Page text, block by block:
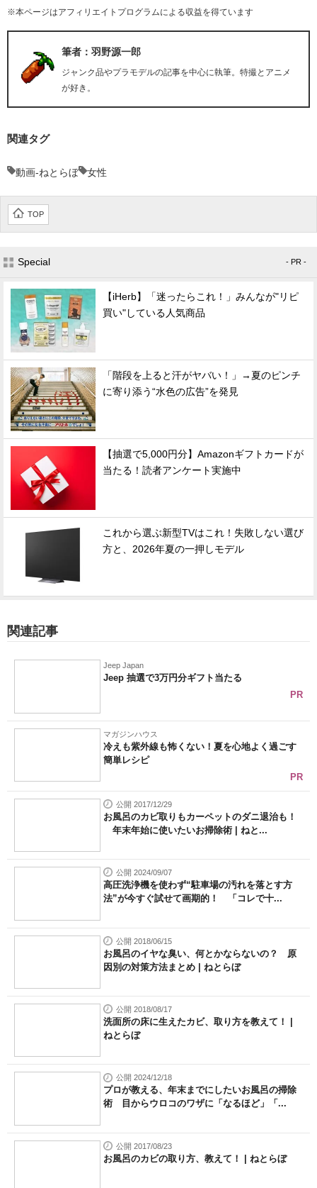
※本ページはアフィリエイトプログラムによる収益を得ています
筆者：羽野源一郎
ジャンク品やプラモデルの記事を中心に執筆。特撮とアニメ
が好き。
関連タグ
動画-ねとらぼ 女性
TOP
Special - PR -
【iHerb】「迷ったらこれ！」みんなが"リピ
買い"している人気商品
「階段を上ると汗がヤバい！」→夏のピンチ
に寄り添う“水色の広告”を発見
【抽選で5,000円分】Amazonギフトカードが
当たる！読者アンケート実施中
これから選ぶ新型TVはこれ！失敗しない選び
方と、2026年夏の一押しモデル
関連記事
Jeep Japan
Jeep 抽選で3万円分ギフト当たる
PR
マガジンハウス
冷えも紫外線も怖くない！夏を心地よく過ごす
簡単レシピ
PR
公開 2017/12/29
お風呂のカビ取りもカーペットのダニ退治も！
年末年始に使いたいお掃除術 | ねと...
公開 2024/09/07
高圧洗浄機を使わず“駐車場の汚れを落とす方
法”が今すぐ試せて画期的！ 「コレで十...
公開 2018/06/15
お風呂のイヤな臭い、何とかならないの？ 原
因別の対策方法まとめ | ねとらぼ
公開 2018/08/17
洗面所の床に生えたカビ、取り方を教えて！ |
ねとらぼ
公開 2024/12/18
プロが教える、年末までにしたいお風呂の掃除
術 目からウロコのワザに「なるほど」「...
公開 2017/08/23
お風呂のカビの取り方、教えて！ | ねとらぼ